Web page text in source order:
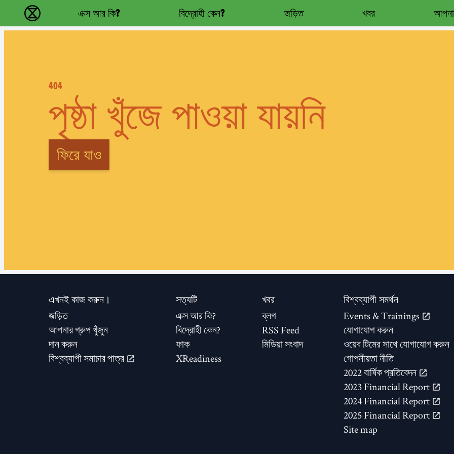
বিলুপ্তি বিদ্রোহ - Home
এক্স আর কি? বিদ্রোহী কেন? জড়িত খবর
404
পৃষ্ঠা খুঁজে পাওয়া যায়নি
ফিরে যাও
এখনই কাজ করুন।
জড়িত
আপনার গ্রুপ খুঁজুন
দান করুন
বিশ্বব্যাপী সমাচার পাত্র
সত্যটি
এক্স আর কি?
বিদ্রোহী কেন?
ফাক
XReadiness
খবর
ব্লগ
RSS Feed
মিডিয়া সংবাদ
বিশ্বব্যাপী সমর্থন
Events & Trainings
যোগাযোগ করুন
ওয়েব টিমের সাথে যোগাযোগ করুন
গোপনীয়তা নীতি
2022 বার্ষিক প্রতিবেদন
2023 Financial Report
2024 Financial Report
2025 Financial Report
Site map